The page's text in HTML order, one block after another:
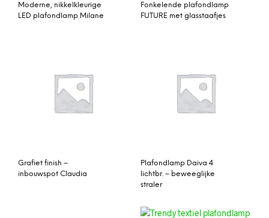
Moderne, nikkelkleurige
LED plafondlamp Milane
Fonkelende plafondlamp
FUTURE met glasstaafjes
Grafiet finish –
inbouwspot Claudia
Plafondlamp Daiva 4
lichtbr. – beweeglijke
straler